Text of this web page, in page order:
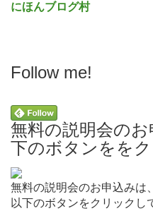
にほんブログ村
Follow me!
無料の説明会の
下のボタンををク
無料の説明会のお申込みは、
以下のボタンをクリックし